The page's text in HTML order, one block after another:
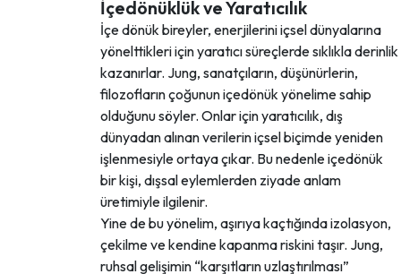
İçedönüklük ve Yaratıcılık
İçe dönük bireyler, enerjilerini içsel dünyalarına
yönelttikleri için yaratıcı süreçlerde sıklıkla derinlik
kazanırlar. Jung, sanatçıların, düşünürlerin,
filozofların çoğunun içedönük yönelime sahip
olduğunu söyler. Onlar için yaratıcılık, dış
dünyadan alınan verilerin içsel biçimde yeniden
işlenmesiyle ortaya çıkar. Bu nedenle içedönük
bir kişi, dışsal eylemlerden ziyade anlam
üretimiyle ilgilenir.
Yine de bu yönelim, aşırıya kaçtığında izolasyon,
çekilme ve kendine kapanma riskini taşır. Jung,
ruhsal gelişimin “karşıtların uzlaştırılması”